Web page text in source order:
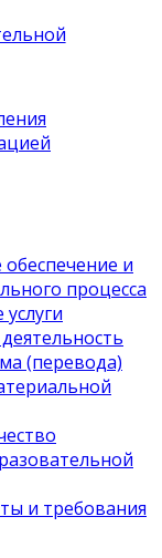
и
процесса
(перевода)
и требования